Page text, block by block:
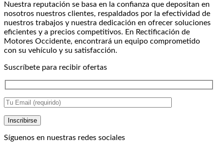
Nuestra reputación se basa en la confianza que depositan en
nosotros nuestros clientes, respaldados por la efectividad de
nuestros trabajos y nuestra dedicación en ofrecer soluciones
eficientes y a precios competitivos. En Rectificación de
Motores Occidente, encontrará un equipo comprometido
con su vehículo y su satisfacción.
Suscríbete para recibir ofertas
Síguenos en nuestras redes sociales